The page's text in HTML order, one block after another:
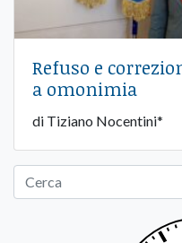
Refuso e
a omonimia
di Tiziano Nocentini*